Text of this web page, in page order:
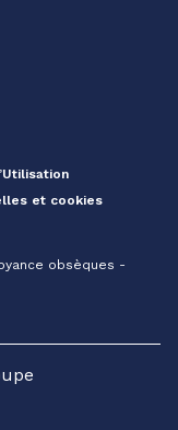
et cookies
obsèques -